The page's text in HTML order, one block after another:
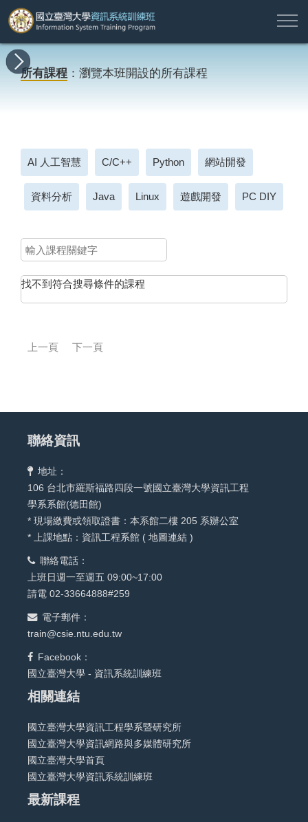
所
有
課
新
消
程
地
資
簡
業
名
名
資
於
本
願
專
註
登
入
所有課程 ：瀏覽本班開設的所有課程
AI 人工智慧 C/C++ Python 網站開發
資料分析 Java Linux 遊戲開發 PC DIY
找不到符合搜尋條件的課程
上一頁 下一頁
聯絡資訊
地址：
106 台北市羅斯福路四段一號國立臺灣大學資訊工程
學系系館(德田館)
* 現場繳費或領取證書：本系館二樓 205 系辦公室
* 上課地點：資訊工程系館 ( 地圖連結 )
聯絡電話：
上班日週一至週五 09:00~17:00
請電 02-33664888#259
電子郵件：
train@csie.ntu.edu.tw
Facebook：
國立臺灣大學 - 資訊系統訓練班
相關連結
國立臺灣大學資訊工程學系暨研究所
國立臺灣大學資訊網路與多媒體研究所
國立臺灣大學首頁
國立臺灣大學資訊系統訓練班
最新課程